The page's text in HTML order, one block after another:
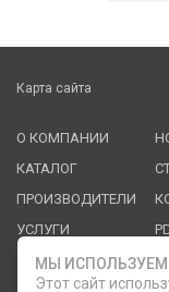
Карта сайта
О КОМПАНИИ
КАТАЛОГ
ПРОИЗВОДИТЕЛИ
УСЛУГИ
МЫ ИСПОЛЬЗУЕМ
Этот сайт